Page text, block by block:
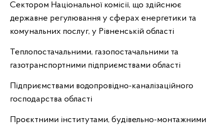
Сектором Національної комісії, що здійснює
державне регулювання у сферах енергетики та
комунальних послуг, у Рівненській області
Теплопостачальними, газопостачальними та
газотранспортними підприємствами області
Підприємствами водопровідно-каналізаційного
господарства області
Проєктними інститутами, будівельно-монтажними